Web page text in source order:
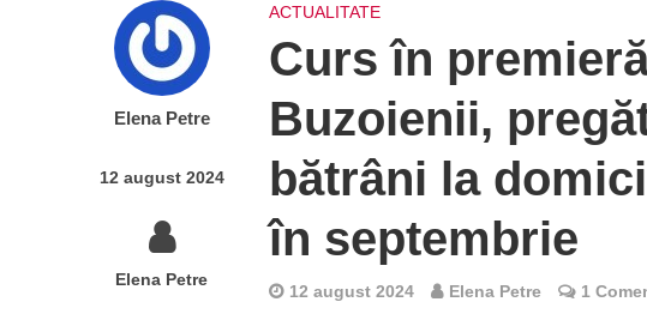
Elena Petre
12 august 2024
Elena Petre
ACTUALITATE
Curs în
Buzoienii,
bătrâni la
în septembrie
12 august 2024 Elena Petre 1